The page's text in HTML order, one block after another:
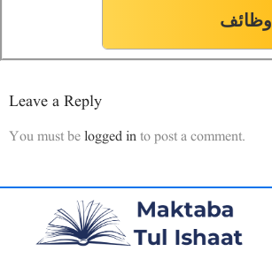
وظائف
Leave a Reply
You must belogged into post a comment.